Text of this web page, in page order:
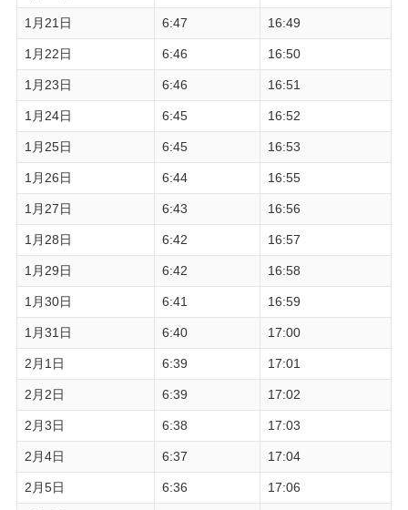
1月21日 6:47 16:49
1月22日 6:46 16:50
1月23日 6:46 16:51
1月24日 6:45 16:52
1月25日 6:45 16:53
1月26日 6:44 16:55
1月27日 6:43 16:56
1月28日 6:42 16:57
1月29日 6:42 16:58
1月30日 6:41 16:59
1月31日 6:40 17:00
2月1日 6:39 17:01
2月2日 6:39 17:02
2月3日 6:38 17:03
2月4日 6:37 17:04
2月5日 6:36 17:06